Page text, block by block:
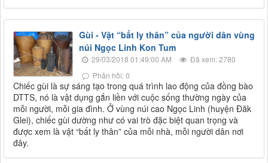
Gùi - Vật “bất ly thân” của người dân vùng
núi Ngọc Linh Kon Tum
29/03/2018 01:49:00 AM
Đã xem: 2780
Phản hồi: 0
​Chiếc gùi là sự sáng tạo trong quá trình lao động của đồng bào
DTTS, nó là vật dụng gắn liền với cuộc sống thường ngày của
mỗi người, mỗi gia đình. Ở vùng núi cao Ngọc Linh (huyện Đăk
Glei), chiếc gùi dường như có vai trò đặc biệt quan trọng và
được xem là vật “bất ly thân” của mỗi nhà, mỗi người dân nơi
đây.